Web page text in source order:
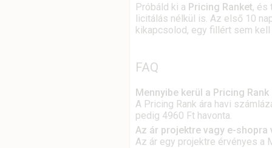
Próbáld ki a Pricing Ranket, és
licitálás nélkül is. Az első 10
kikapcsolod, egy fillért sem
FAQ
Mennyibe kerül a Pricing
A Pricing Rank ára havi
pedig 4960 Ft havonta.
Az ár projektre vagy e-
Az ár egy projektre érvényes a